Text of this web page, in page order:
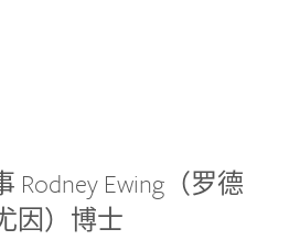
Rodney Ewing（罗德
因）博士